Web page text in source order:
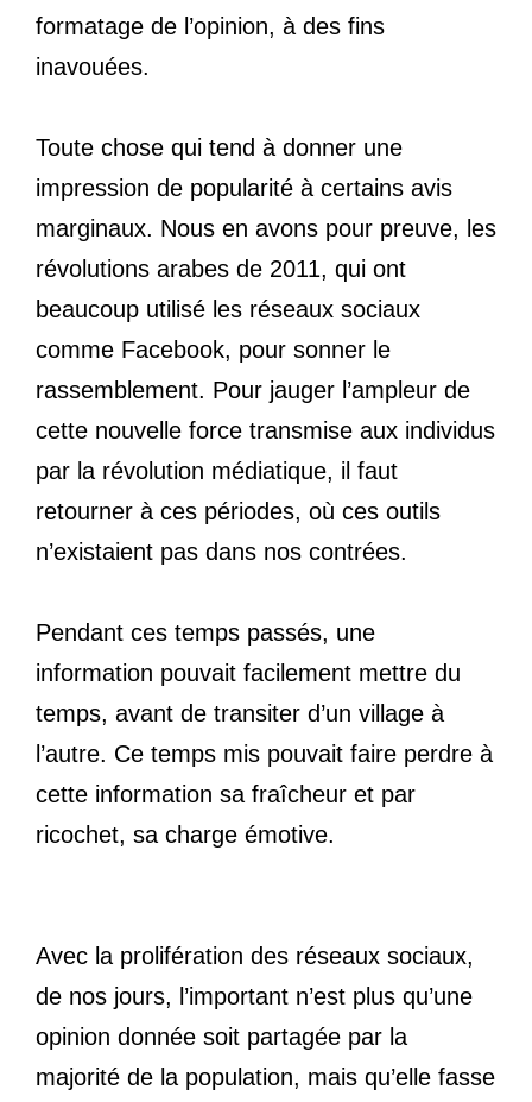
formatage de l’opinion, à des fins
inavouées.
Toute chose qui tend à donner une
impression de popularité à certains avis
marginaux. Nous en avons pour preuve, les
révolutions arabes de 2011, qui ont
beaucoup utilisé les réseaux sociaux
comme Facebook, pour sonner le
rassemblement. Pour jauger l’ampleur de
cette nouvelle force transmise aux individus
par la révolution médiatique, il faut
retourner à ces périodes, où ces outils
n’existaient pas dans nos contrées.
Pendant ces temps passés, une
information pouvait facilement mettre du
temps, avant de transiter d’un village à
l’autre. Ce temps mis pouvait faire perdre à
cette information sa fraîcheur et par
ricochet, sa charge émotive.
Avec la prolifération des réseaux sociaux,
de nos jours, l’important n’est plus qu’une
opinion donnée soit partagée par la
majorité de la population, mais qu’elle fasse